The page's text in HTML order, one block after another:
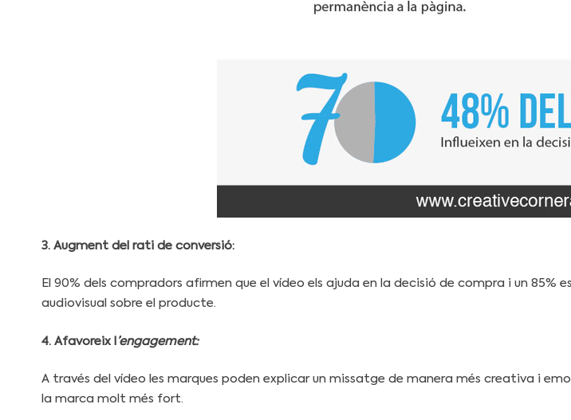
3. Augment del rati de conversió:
El 90% dels compradors afirmen que el vídeo els ajuda en la decisió de compra i un
audiovisual sobre el producte.
4. Afavoreix l ’engagement:
A través del vídeo les marques poden explicar un missatge de manera més creativa i
la marca molt més fort.